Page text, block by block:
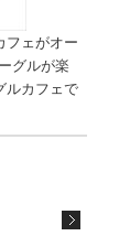
フェがオー
グルが楽
ルカフェで